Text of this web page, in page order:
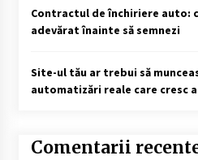
Contractul de închiriere auto:
adevărat înainte să semnezi
Site-ul tău ar trebui să
automatizări reale care cresc
Comentarii